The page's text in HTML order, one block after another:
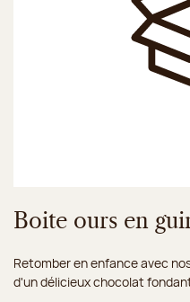
Boite ours en
Retomber en enfance avec
d'un délicieux chocolat